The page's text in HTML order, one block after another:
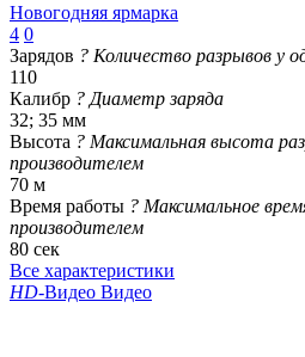
Новогодняя ярмарка
4 0
Зарядов ? Количество разрывов у
110
Калибр ? Диаметр заряда
32; 35 мм
Высота ? Максимальная высота
производителем
70 м
Время работы ? Максимальное
производителем
80 сек
Все характеристики
HD-Видео Видео